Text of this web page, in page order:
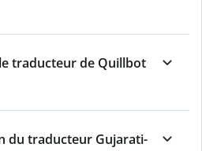
traducteur de Quillbot
du traducteur Gujarati-